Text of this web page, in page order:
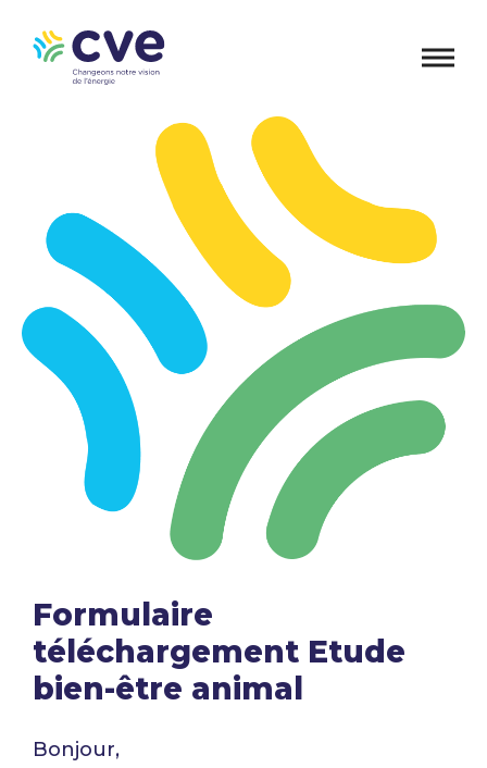
Formulaire
téléchargement Etude
bien-être animal​
Bonjour,